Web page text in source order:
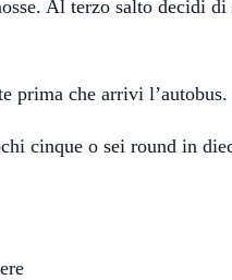
Al terzo salto decidi
prima che arrivi l’autobus.
cinque o sei round in